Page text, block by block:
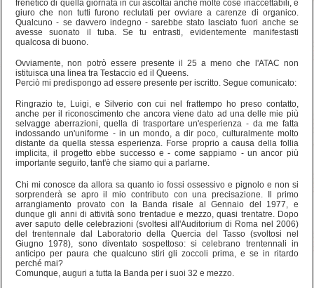
frenetico di quella giornata in cui ascoltai anche molte cose inaccettabili, e
giuro che non tutti furono reclutati per ovviare a carenze di organico.
Qualcuno - se davvero indegno - sarebbe stato lasciato fuori anche se
avesse suonato il tuba. Se tu entrasti, evidentemente manifestasti
qualcosa di buono.
Ovviamente, non potrò essere presente il 25 a meno che l'ATAC non
istituisca una linea tra Testaccio ed il Queens.
Perciò mi predispongo ad essere presente per iscritto. Segue comunicato:
Ringrazio te, Luigi, e Silverio con cui nel frattempo ho preso contatto,
anche per il riconoscimento che ancora viene dato ad una delle mie più
selvagge aberrazioni, quella di trasportare un'esperienza - da me fatta
indossando un'uniforme - in un mondo, a dir poco, culturalmente molto
distante da quella stessa esperienza. Forse proprio a causa della follia
implicita, il progetto ebbe successo e - come sappiamo - un ancor più
importante seguito, tant'è che siamo qui a parlarne.
Chi mi conosce da allora sa quanto io fossi ossessivo e pignolo e non si
sorprenderà se apro il mio contributo con una precisazione. Il primo
arrangiamento provato con la Banda risale al Gennaio del 1977, e
dunque gli anni di attività sono trentadue e mezzo, quasi trentatre. Dopo
aver saputo delle celebrazioni (svoltesi all'Auditorium di Roma nel 2006)
del trentennale dal Laboratorio della Quercia del Tasso (svoltosi nel
Giugno 1978), sono diventato sospettoso: si celebrano trentennali in
anticipo per paura che qualcuno stiri gli zoccoli prima, e se in ritardo
perché mai?
Comunque, auguri a tutta la Banda per i suoi 32 e mezzo.